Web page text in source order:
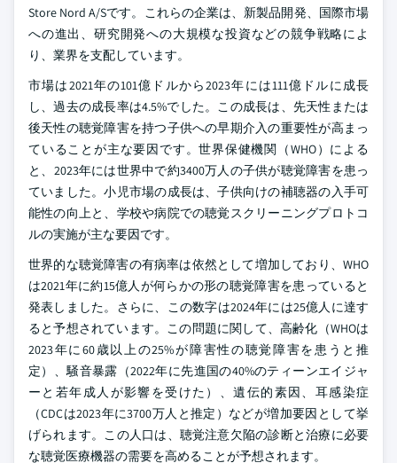
Store Nord A/Sです。これらの企業は、新製品開発、国際市場
への進出、研究開発への大規模な投資などの競争戦略によ
り、業界を支配しています。
市場は2021年の101億ドルから2023年には111億ドルに成長
し、過去の成長率は4.5%でした。この成長は、先天性または
後天性の聴覚障害を持つ子供への早期介入の重要性が高まっ
ていることが主な要因です。世界保健機関（WHO）による
と、2023年には世界中で約3400万人の子供が聴覚障害を患っ
ていました。小児市場の成長は、子供向けの補聴器の入手可
能性の向上と、学校や病院での聴覚スクリーニングプロトコ
ルの実施が主な要因です。
世界的な聴覚障害の有病率は依然として増加しており、WHO
は2021年に約15億人が何らかの形の聴覚障害を患っていると
発表しました。さらに、この数字は2024年には25億人に達す
ると予想されています。この問題に関して、高齢化（WHOは
2023年に60歳以上の25%が障害性の聴覚障害を患うと推
定）、騒音暴露（2022年に先進国の40%のティーンエイジャ
ーと若年成人が影響を受けた）、遺伝的素因、耳感染症
（CDCは2023年に3700万人と推定）などが増加要因として挙
げられます。この人口は、聴覚注意欠陥の診断と治療に必要
な聴覚医療機器の需要を高めることが予想されます。